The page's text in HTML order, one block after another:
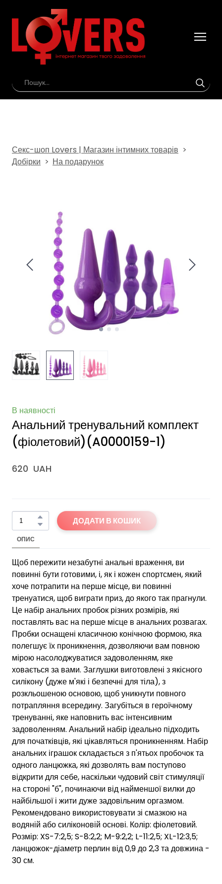
Секс-шоп Lovers | Магазин інтимних товарів
Добірки
На подарунок
В наявності
Анальний тренувальний комплект
(фіолетовий)(A0000159-1)
620  UAH
ДОДАТИ В КОШИК
ОПИС
Щоб пережити незабутні анальні враження, ви
повинні бути готовими, і, як і кожен спортсмен, який
хоче потрапити на перше місце, ви повинні
тренуатися, щоб виграти приз, до якого так прагнули.
Це набір анальних пробок різних розмірів, які
поставлять вас на перше місце в анальних розвагах.
Пробки оснащені класичною конічною формою, яка
полегшує їх проникнення, дозволяючи вам повною
мірою насолоджуватися задоволенням, яке
ховається за вами. Заглушки виготовлені з якісного
силікону (дуже м'які і безпечні для тіла), з
розкльошеною основою, щоб уникнути повного
потрапляння всередину. Загубіться в героїчному
тренуванні, яке наповнить вас інтенсивним
задоволенням. Анальний набір ідеально підходить
для початківців, які цікавляться проникненням. Набір
анальних іграшок складається з п'ятьох пробочок та
одного ланцюжка, які дозволять вам поступово
відкрити для себе, наскільки чудовий світ стимуляції
на стороні "б", починаючи від найменшої вилки до
найбільшої і жити дуже задовільним оргазмом.
Рекомендовано використовувати зі смазкою на
водяній або силіконовій основі. Колір: фіолетовий.
Розмір: XS-7:2,5; S-8:2,2; M-9:2,2; L-11:2,5; XL-12:3,5;
ланцюжок-діаметр перлин від 0,9 до 2,3 та довжина -
30 см.